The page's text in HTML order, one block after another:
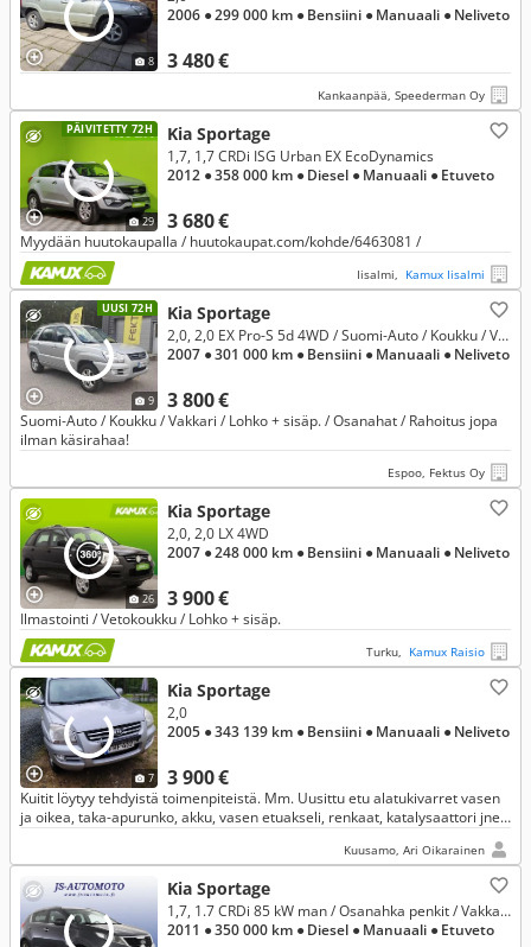
8 3 480 €
2006 ● 299 000 km ● Bensiini ● Manuaali ● Neliveto
Kankaanpää, Speederman Oy
PÄIVITETTY 72H
29
Kia Sportage
3 680 €
1,7, 1,7 CRDi ISG Urban EX EcoDynamics
2012 ● 358 000 km ● Diesel ● Manuaali ● Etuveto
Myydään huutokaupalla / huutokaupat.com/kohde/6463081 /
Iisalmi, Kamux Iisalmi
UUSI 72H
9
Kia Sportage
3 800 €
2,0, 2,0 EX Pro-S 5d 4WD / Suomi-Auto / Koukku / Vakkari / Lohko + sisäp. / Osanahat /
2007 ● 301 000 km ● Bensiini ● Manuaali ● Neliveto
Suomi-Auto / Koukku / Vakkari / Lohko + sisäp. / Osanahat / Rahoitus jopa
ilman käsirahaa!
Espoo, Fektus Oy
26
Kia Sportage
3 900 €
2,0, 2,0 LX 4WD
2007 ● 248 000 km ● Bensiini ● Manuaali ● Neliveto
Ilmastointi / Vetokoukku / Lohko + sisäp.
Turku, Kamux Raisio
7
Kia Sportage
3 900 €
2,0
2005 ● 343 139 km ● Bensiini ● Manuaali ● Neliveto
Kuitit löytyy tehdyistä toimenpiteistä. Mm. Uusittu etu alatukivarret vasen
ja oikea, taka-apurunko, akku, vasen etuakseli, renkaat, katalysaattori jne.
Kuusamo, Ari Oikarainen
Kia Sportage
1,7, 1.7 CRDi 85 kW man / Osanahka penkit / Vakkari / ilmastointi / Huoltokirja / Moottorinlämmitin / Vaihto ja Rahoitus
2011 ● 350 000 km ● Diesel ● Manuaali ● Etuveto